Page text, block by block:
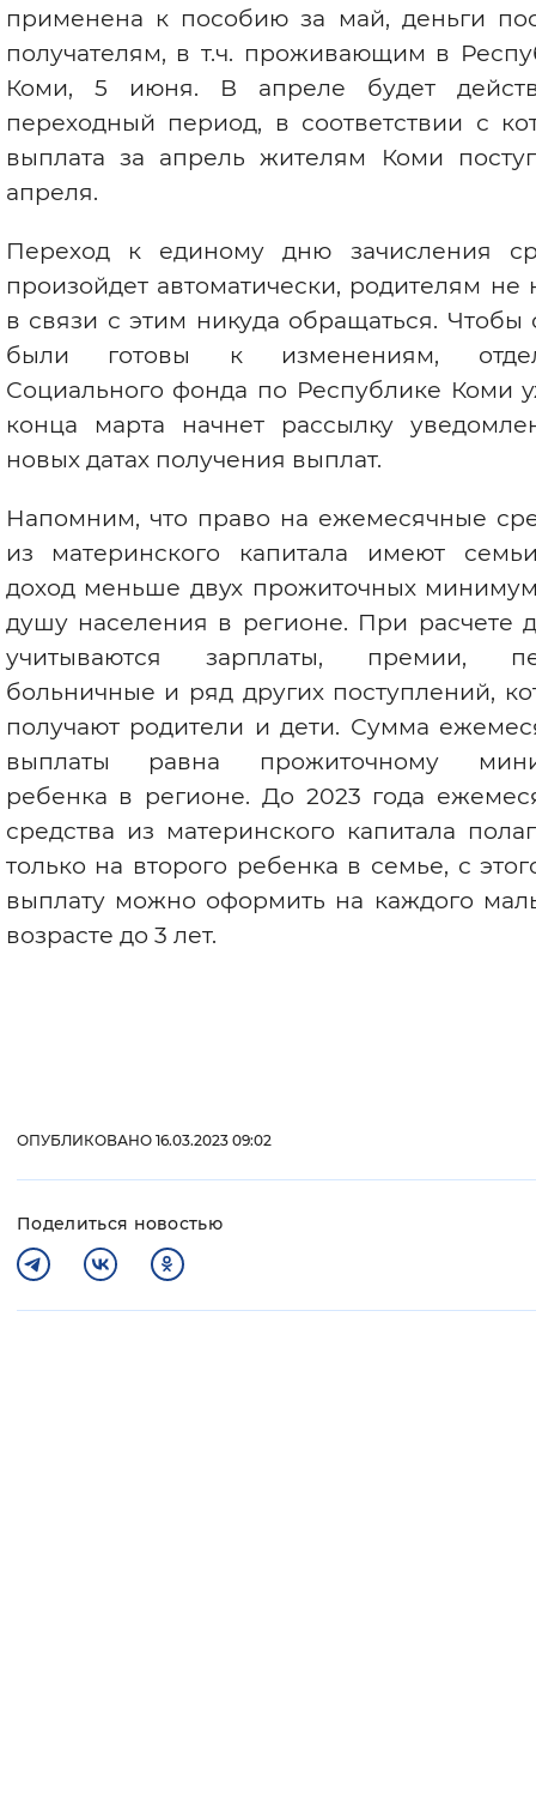
Включены Выключены
Звуковой ассистент
Воспроизвести Остановить
применена к пособию за май, деньги
получателям, в т.ч. проживающим в
Коми, 5 июня. В апреле будет
переходный период, в соответствии с
выплата за апрель жителям Коми
апреля.
Переход к единому дню зачисления
произойдет автоматически, родителям не
в связи с этим никуда обращаться. Чтобы
были готовы к изменениям,
Социального фонда по Республике Коми
конца марта начнет рассылку
новых датах получения выплат.
Напомним, что право на ежемесячные
из материнского капитала имеют
доход меньше двух прожиточных
душу населения в регионе. При расчете
учитываются зарплаты, премии,
больничные и ряд других поступлений,
получают родители и дети. Сумма
выплаты равна прожиточному
ребенка в регионе. До 2023 года
средства из материнского капитала
только на второго ребенка в семье, с
выплату можно оформить на каждого
возрасте до 3 лет.
ОПУБЛИКОВАНО 16.03.2023 09:02
Поделиться новостью